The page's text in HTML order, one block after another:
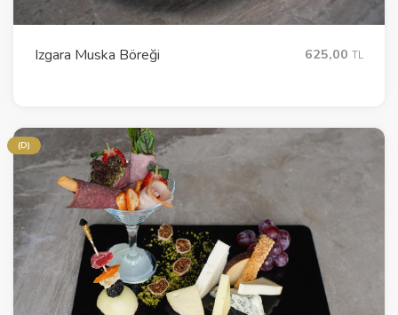
Izgara Muska Böreği 625,00 TL
(D)